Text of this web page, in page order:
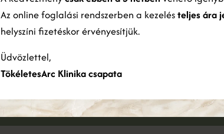
Jelentkezz konzultációra és
Az online foglalási rendszerben a kezelésteljes ára
helyszíni fizetéskor érvényesítjük.
Üdvözlettel,
TökéletesArc Klinika csapata
ÖSSZES ELUTASÍTÁSA